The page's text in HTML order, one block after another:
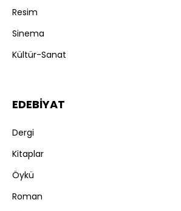
Resim
Sinema
Kültür-Sanat
EDEBİYAT
Dergi
Kitaplar
Öykü
Roman